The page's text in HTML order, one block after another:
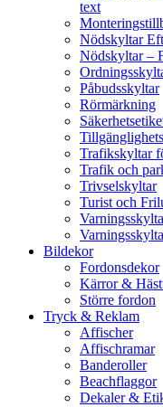
text
Nödskyltar
Nödskyltar –
Påbudsskyltar
Rörmärkning
Trafikskyltar
Trafik och
Trivselskyltar
Turist och
Bildekor
Fordonsdekor
Kärror &
Större fordon
Tryck & Reklam
Affischer
Affischramar
Banderoller
Beachflaggor
Dekaler &